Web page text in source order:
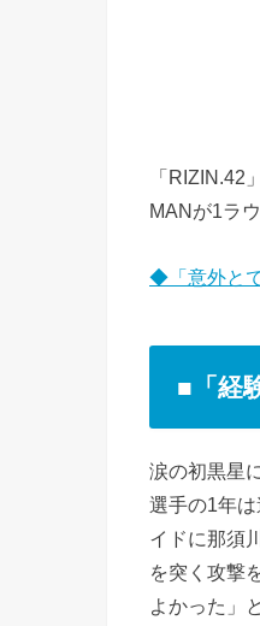
「RIZIN.42
MANが1ラ
◆「意外と
■「経
涙の初黒星
選手の1年
イドに那須
を突く攻撃
よかった」